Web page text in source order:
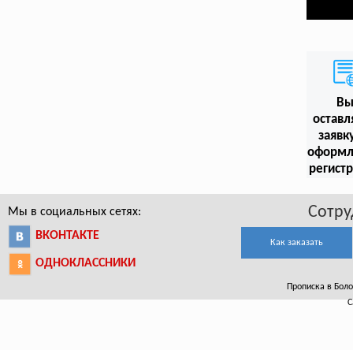
Вы
Мы в социальных сетях:
ВКОНТАКТЕ
ОДНОКЛАССНИКИ
Как заказать
Прописка в